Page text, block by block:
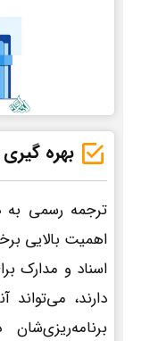
بهره
ترجمه رسمی
اهمیت بالایی
اسناد و مدارک
دارند، می‌تواند